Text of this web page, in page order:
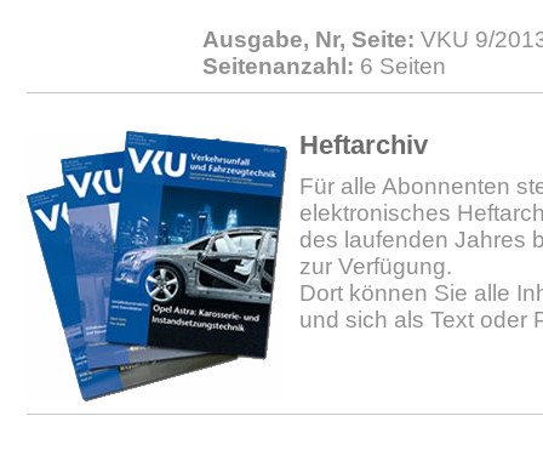
Ausgabe, Nr, Seite: VKU 9/
Seitenanzahl: 6 Seiten
Heftarchiv
Für alle Abonnenten
elektronisches
des laufenden Jahres
zur Verfügung.
Dort können Sie alle
und sich als Text oder